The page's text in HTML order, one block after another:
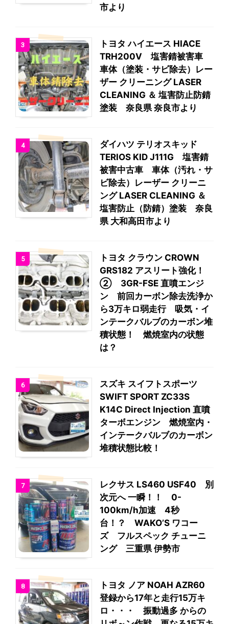
市より
3
トヨタ ハイエース HIACE
TRH200V 塩害錆被害車
車体（塗装・サビ除去）レー
ザー クリーニング LASER
CLEANING ＆ 塩害防止防錆
塗装 奈良県 奈良市より
4
ダイハツ テリオスキッド
TERIOS KID J111G 塩害錆
被害中古車 車体（汚れ・サ
ビ除去）レーザー クリーニ
ング LASER CLEANING ＆
塩害防止（防錆）塗装 奈良
県 大和高田市より
5
トヨタ クラウン CROWN
GRS182 アスリート強化！
② 3GR-FSE 直噴エンジ
ン 前回カーボン除去洗浄か
ら3万キロ弱走行 吸気・イ
ンテークバルブのカーボン堆
積状態！ 燃焼室内の状態
は？
6
スズキ スイフトスポーツ
SWIFT SPORT ZC33S
K14C Direct Injection 直噴
ターボエンジン 燃焼室内・
インテークバルブのカーボン
堆積状態比較！
7
レクサス LS460 USF40 別
次元へ 一瞬！！ 0-
100km/h加速 4秒
台！？ WAKO’S ワコー
ズ フルスペック チューニ
ング 三重県 伊勢市
8
トヨタ ノア NOAH AZR60
登録から17年と走行15万キ
ロ・・・ 振動過多 からの